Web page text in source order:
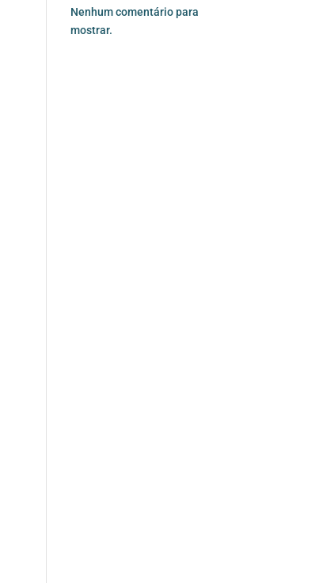
Nenhum comentário para
mostrar.